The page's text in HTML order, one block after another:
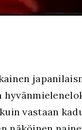
vastaan